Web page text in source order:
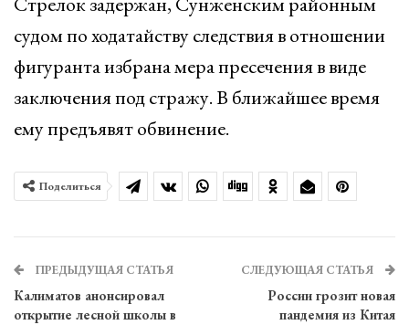
судом по ходатайству следствия в отношении
фигуранта избрана мера пресечения в виде
заключения под стражу. В ближайшее время
ему предъявят обвинение.
Поделиться
ПРЕДЫДУЩАЯ СТАТЬЯ
Калиматов анонсировал
открытие лесной школы в
СЛЕДУЮЩАЯ СТАТЬЯ
России грозит новая
пандемия из Китая